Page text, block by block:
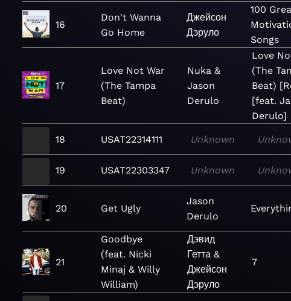
16
Don't Wanna
Go Home
Джейсон
Дэруло
100
Songs
17
Love Not War
(The Tampa
Beat)
Nuka &
Jason
Derulo
Love
(The
Beat)
[feat.
Derulo]
18 USAT22314111 Unknown
19 USAT22303347 Unknown
20 Get Ugly
Jason
Derulo
21
Goodbye
(feat. Nicki
Minaj & Willy
William)
Дэвид
Гетта &
Джейсон
Дэруло
7